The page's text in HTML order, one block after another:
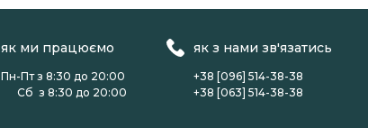
як ми працюємо
Пн-Пт з 8:30 до 20:00
Сб з 8:30 до 20:00
як з нами зв'язатись
+38 [096] 514-38-38
+38 [063] 514-38-38